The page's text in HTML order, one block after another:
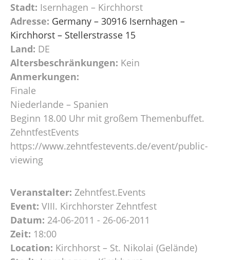
Stadt: Isernhagen – Kirchhorst
Adresse: Germany – 30916 Isernhagen –
Kirchhorst – Stellerstrasse 15
Land: DE
Altersbeschränkungen: Kein
Anmerkungen:
Finale
Niederlande – Spanien
Beginn 18.00 Uhr mit großem Themenbuffet.
ZehntfestEvents
https://www.zehntfestevents.de/event/public-
viewing
Veranstalter: Zehntfest.Events
Event: VIII. Kirchhorster Zehntfest
Datum: 24-06-2011 - 26-06-2011
Zeit: 18:00
Location: Kirchhorst – St. Nikolai (Gelände)